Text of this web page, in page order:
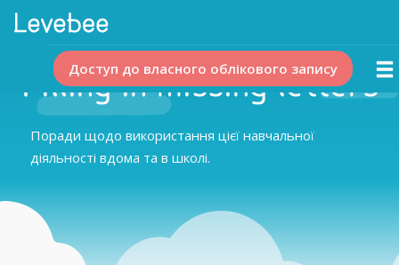
Доступ до власного облікового запису
Filling in missing letters
Поради щодо використання цієї навчальної
діяльності вдома та в школі.